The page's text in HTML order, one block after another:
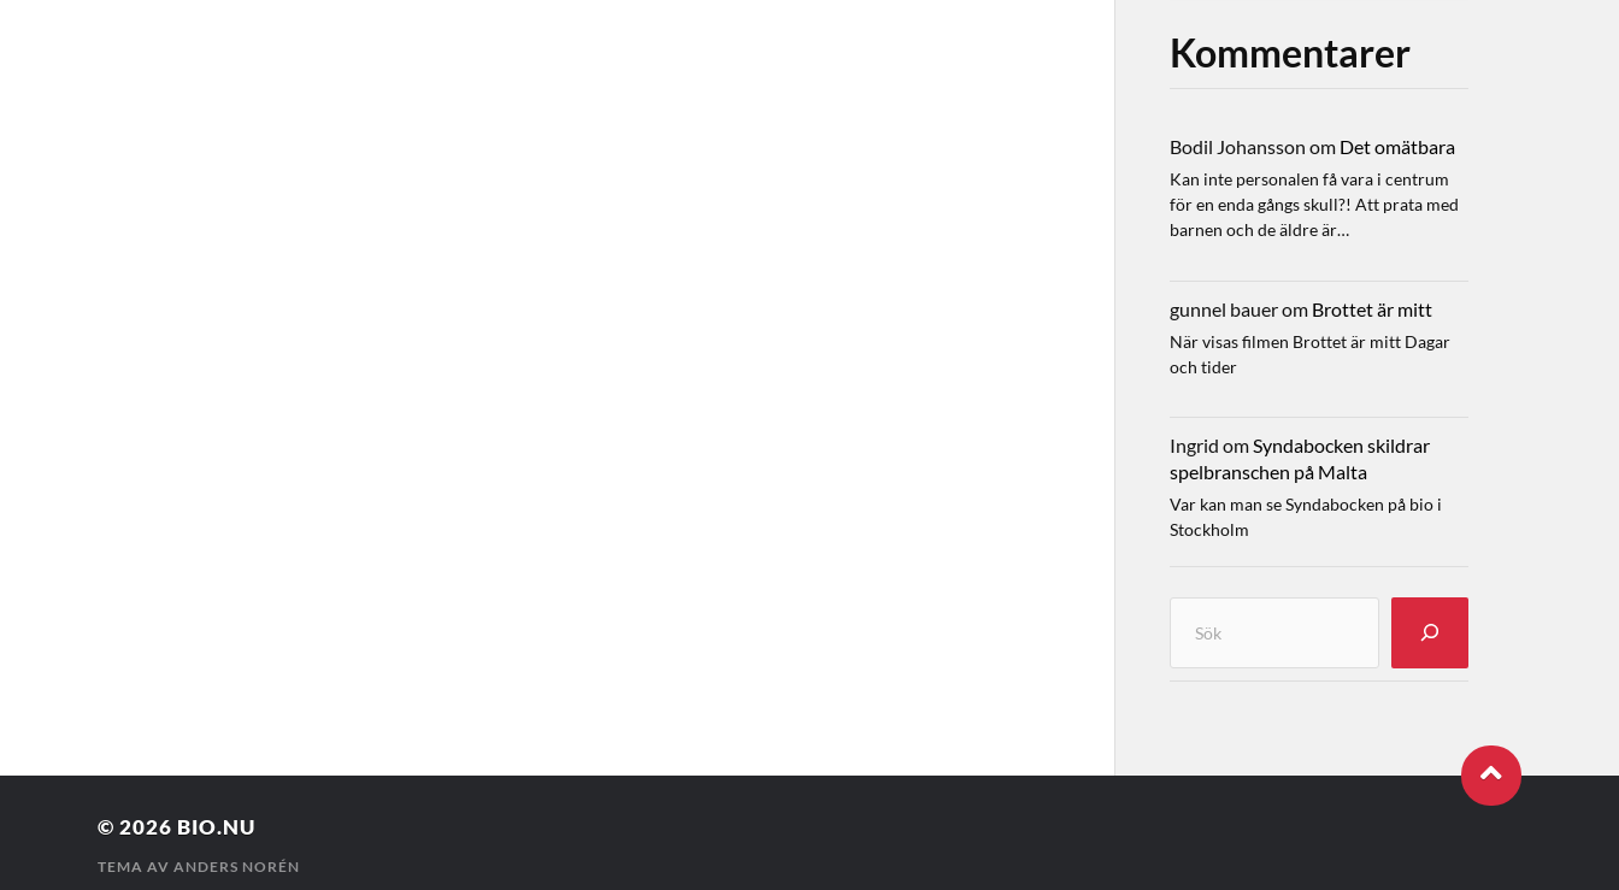
Kommentarer
Bodil Johansson om Det omätbara
Kan inte personalen få vara i centrum
för en enda gångs skull?! Att prata med
barnen och de äldre är…
gunnel bauerom Brottet är mitt
När visas filmen Brottet är mitt Dagar
och tider
Ingrid omSyndabocken skildrar
spelbranschen på Malta
Var kan man se Syndabocken på bio i
Stockholm
© 2026 BIO.NU
TEMA AV ANDERS NORÉN